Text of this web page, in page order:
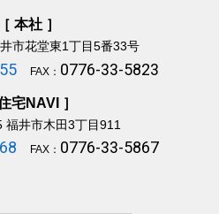
［ 本社 ］
市花堂東1丁目5番33号
FAX： 0776-33-5823
宅NAVI ］
福井市木田3丁目911
FAX： 0776-33-5867